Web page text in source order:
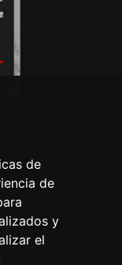
de
de
y
el